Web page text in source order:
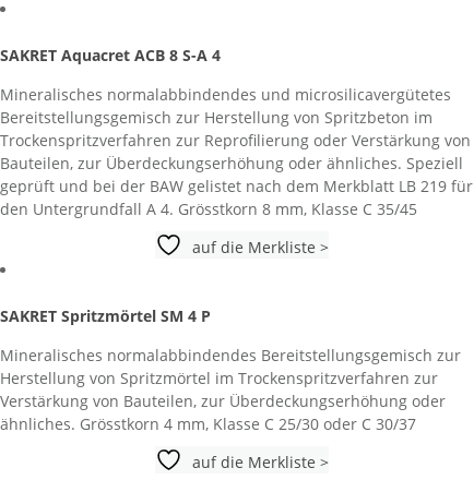
SAKRET Aquacret ACB 8 S-A 4
Mineralisches normalabbindendes und microsilicavergütetes
Bereitstellungsgemisch zur Herstellung von Spritzbeton im
Trockenspritzverfahren zur Reprofilierung oder Verstärkung von
Bauteilen, zur Überdeckungserhöhung oder ähnliches. Speziell
geprüft und bei der BAW gelistet nach dem Merkblatt LB 219 für
den Untergrundfall A 4. Grösstkorn 8 mm, Klasse C 35/45
auf die Merkliste >
SAKRET Spritzmörtel SM 4 P
Mineralisches normalabbindendes Bereitstellungsgemisch zur
Herstellung von Spritzmörtel im Trockenspritzverfahren zur
Verstärkung von Bauteilen, zur Überdeckungserhöhung oder
ähnliches. Grösstkorn 4 mm, Klasse C 25/30 oder C 30/37
auf die Merkliste >